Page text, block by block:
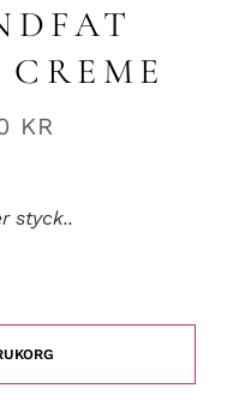
KR
styck..